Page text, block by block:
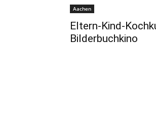
Aachen
Eltern-Kind-
Bilderbuchkino